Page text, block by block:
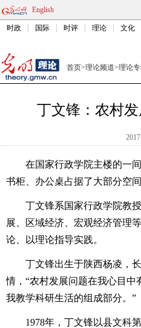
English
时政 国际 时评 理论 文化
首页>理论频道>理论
丁文锋：农村
在国家行政学院主楼的一间
书柜、办公桌占据了大部分空
丁文锋系国家行政学院教授
展、区域经济、宏观经济管理
论、以理论指导实践。
丁文锋出生于陕西杨凌，长
情，“农村发展问题在我心目
我教学科研生活的组成部分。”
1978年，丁文锋以县文科第